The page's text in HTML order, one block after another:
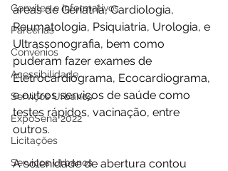
Convites e Informativos
Parcerias
Convênios
Acessibilidade
Serviços Urbanos
ExpoSena 2022
Licitações
Serviços Urbanos
áreas de Geriatria, Cardiologia,
Reumatologia, Psiquiatria, Urologia, e
Ultrassonografia, bem como
puderam fazer exames de
Eletrocardiograma, Ecocardiograma,
e outros serviços de saúde como
testes rápidos, vacinação, entre
outros.
A solenidade de abertura contou